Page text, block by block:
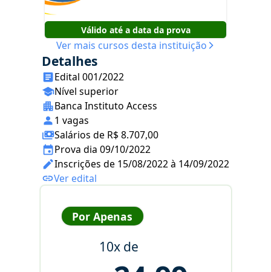
Válido até a data da prova
Ver mais cursos desta instituição
Detalhes
Edital 001/2022
Nível superior
Banca Instituto Access
1 vagas
Salários de R$ 8.707,00
Prova dia 09/10/2022
Inscrições de 15/08/2022 à 14/09/2022
Ver edital
Por Apenas
10x de